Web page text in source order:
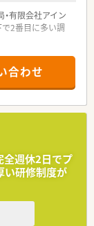
プも可能です。
有限会社アイン
で2番目に多い調
方も実現できま
自のノウハウを構
い勤務薬剤師の
度を運用されて
剤師を取得してい
れています。
得推進や残業を
す。
合わせ
全週休2日でプ
い研修制度が